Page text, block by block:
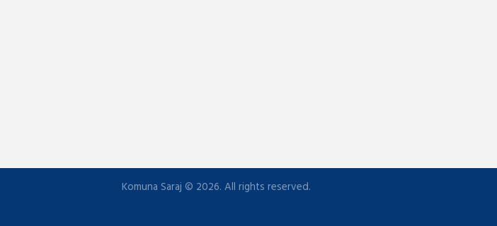
Komuna Saraj © 2026. All rights reserved.